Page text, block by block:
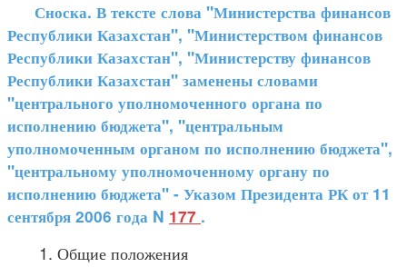
Сноска. В тексте слова "Министерства финансов
Республики Казахстан", "Министерством финансов
Республики Казахстан", "Министерству финансов
Республики Казахстан" заменены словами
"центрального уполномоченного органа по
исполнению бюджета", "центральным
уполномоченным органом по исполнению бюджета",
"центральному уполномоченному органу по
исполнению бюджета" - Указом Президента РК от 11
сентября 2006 года N 177 .
1. Общие положения